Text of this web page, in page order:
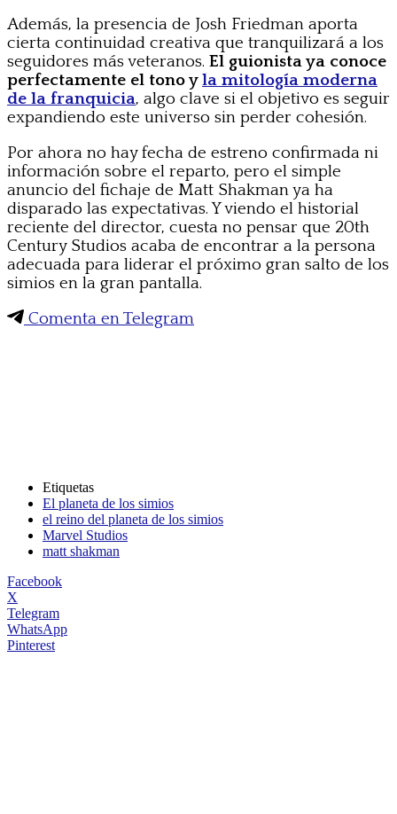
Además, la presencia de Josh Friedman aporta
cierta continuidad creativa que tranquilizará a los
seguidores más veteranos. El guionista ya conoce
perfectamente el tono yla mitología moderna
de la franquicia, algo clave si el objetivo es seguir
expandiendo este universo sin perder cohesión.
Por ahora no hay fecha de estreno confirmada ni
información sobre el reparto, pero el simple
anuncio del fichaje de Matt Shakman ya ha
disparado las expectativas. Y viendo el historial
reciente del director, cuesta no pensar que 20th
Century Studios acaba de encontrar a la persona
adecuada para liderar el próximo gran salto de los
simios en la gran pantalla.
Comenta en Telegram
Etiquetas
El planeta de los simios
el reino del planeta de los simios
Marvel Studios
matt shakman
Facebook
X
Telegram
WhatsApp
Pinterest